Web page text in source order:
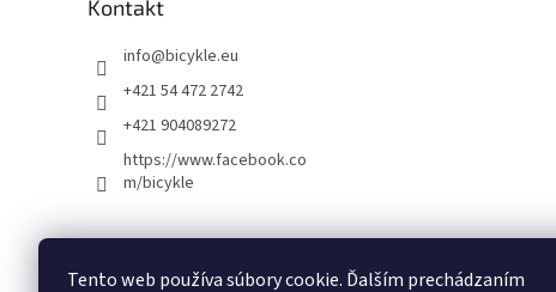
Tento web používa súbory cookie. Ďalším prechádzaním
Kontakt
info@bicykle.eu
+421 54 472 2742
+421 904089272
https://www.facebook.co
m/bicykle